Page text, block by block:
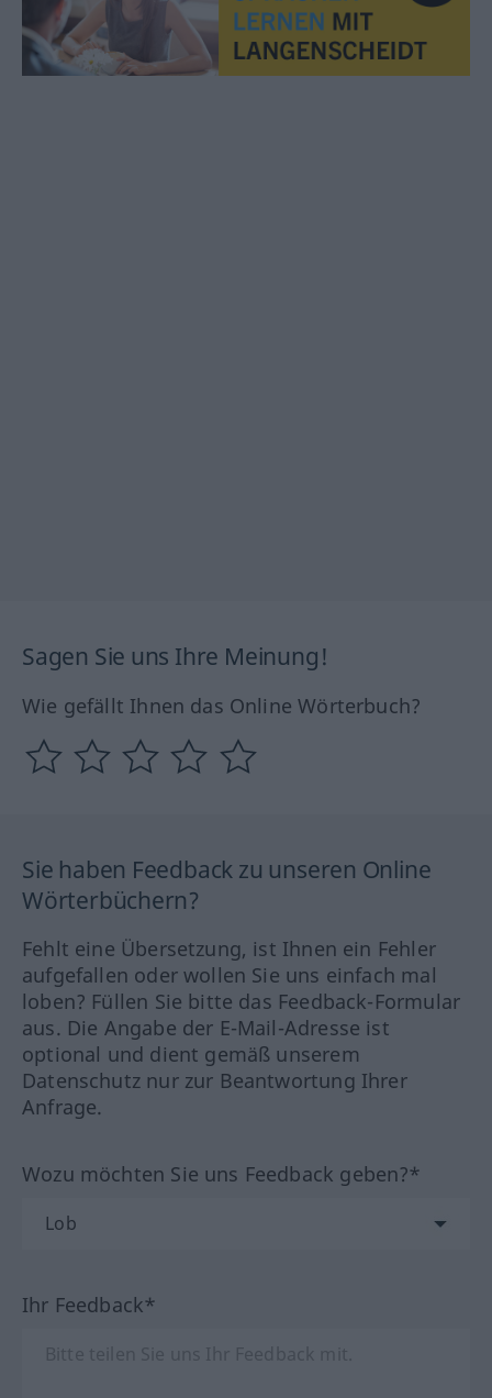
Sagen Sie uns Ihre Meinung!
Wie gefällt Ihnen das Online Wörterbuch?
Sie haben Feedback zu unseren Online
Wörterbüchern?
Fehlt eine Übersetzung, ist Ihnen ein Fehler
aufgefallen oder wollen Sie uns einfach mal
loben? Füllen Sie bitte das Feedback-Formular
aus. Die Angabe der E-Mail-Adresse ist
optional und dient gemäß unserem
Datenschutz nur zur Beantwortung Ihrer
Anfrage.
Wozu möchten Sie uns Feedback geben?*
Ihr Feedback*